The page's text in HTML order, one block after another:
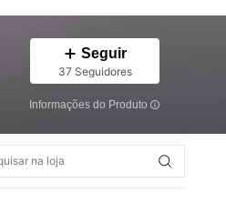
Seguir
37 Seguidores
Informações do Produto